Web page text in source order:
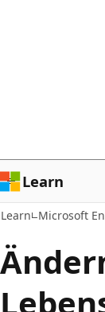
Learn
Learn Microsoft